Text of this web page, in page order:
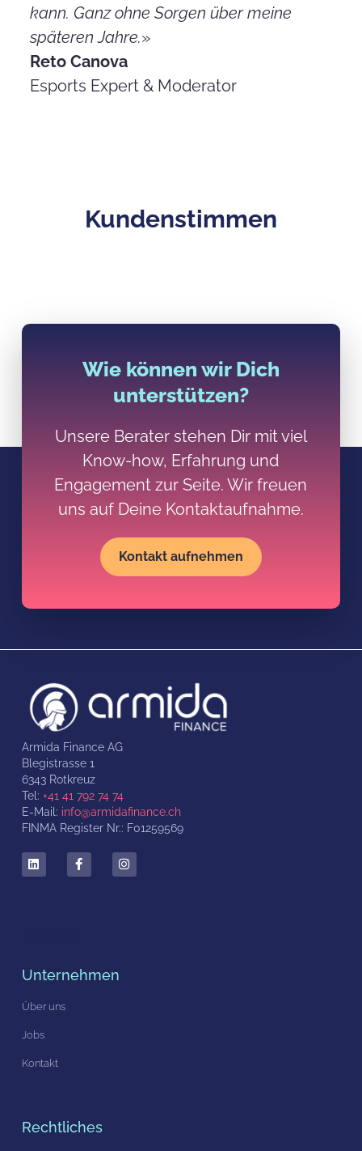
kann. Ganz ohne Sorgen über meine
späteren Jahre.»
Reto Canova
Esports Expert & Moderator
Kundenstimmen
Wie können wir Dich
unterstützen?
Unsere Berater stehen Dir mit viel
Know-how, Erfahrung und
Engagement zur Seite. Wir freuen
uns auf Deine Kontaktaufnahme.
Kontakt aufnehmen
Armida Finance AG
Blegistrasse 1
6343 Rotkreuz
Tel: +41 41 792 74 74
E-Mail: info@armidafinance.ch
FINMA Register Nr.: F01259569
Unternehmen
Über uns
Jobs
Kontakt
Rechtliches